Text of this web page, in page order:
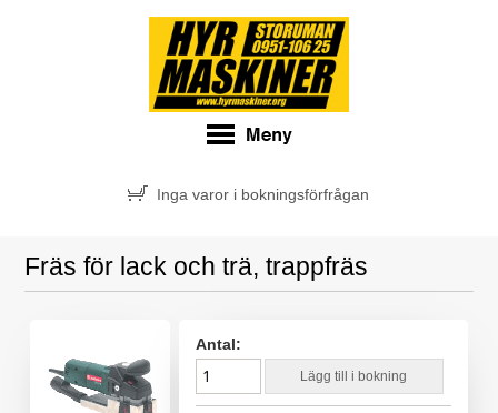
Inga varor i bokningsförfrågan
Fräs för lack och trä, trappfräs
Antal:
Lägg till i bokning